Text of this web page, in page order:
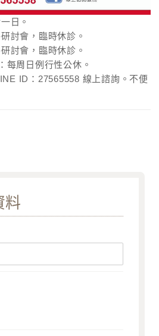
日。
討會，臨時休診。
討會，臨時休診。
每周日例行性公休。
ID：27565558 線上諮詢。不便
料